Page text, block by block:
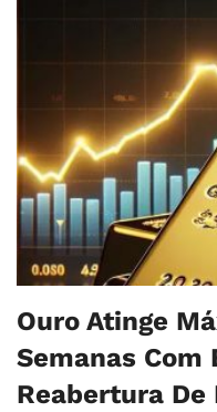
Ouro Atinge
Semanas Com
Reabertura De